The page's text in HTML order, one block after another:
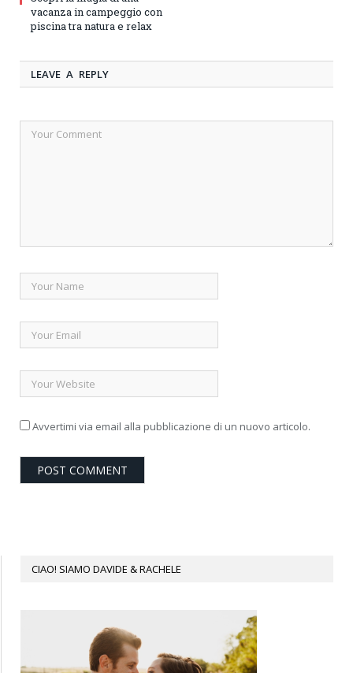
vacanza in campeggio con
piscina tra natura e relax
LEAVE A REPLY
Avvertimi via email alla pubblicazione di un nuovo articolo.
CIAO! SIAMO DAVIDE & RACHELE